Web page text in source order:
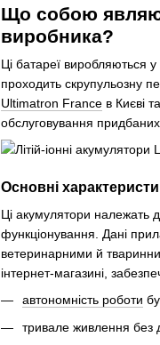
Що собою
виробника?
Ці батареї виробляються
проходить скрупульозну
Ultimatron France в Києві
обслуговування придбаних
Основні
Ці акумулятори належать
функціонування. Дані
ветеринарними й
інтернет-магазині,
автономність роботи
тривале живлення без